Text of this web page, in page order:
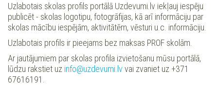
Uzlabotais skolas profils portālā Uzdevumi.lv iekļauj iespēju
publicēt - skolas logotipu, fotogrāfijas, kā arī informāciju par
skolas mācību iespējām, aktivitātēm, vēsturi u.c. informāciju.
Uzlabotais profils ir pieejams bez maksas PROF skolām.
Ar jautājumiem par skolas profila izvietošanu mūsu portālā,
lūdzu rakstiet uz info@uzdevumi.lv vai zvaniet uz +371
67616191.